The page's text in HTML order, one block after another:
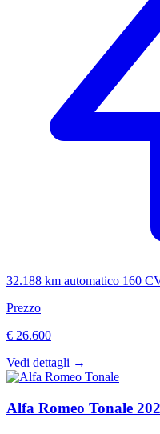
32.188 km automatico 160
Prezzo
€ 26.600
Vedi dettagli →
Alfa Romeo Tonale